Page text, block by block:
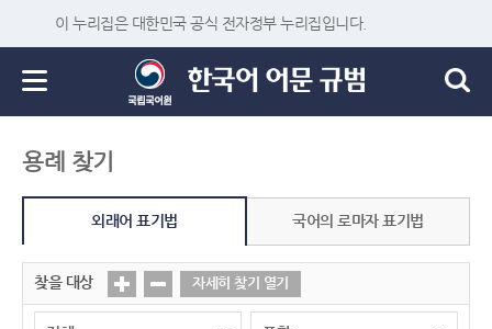
이 누리집은 대한민국 공식 전자정부 누리집입니다.
용례 찾기
외래어 표기법 국어의 로마자 표기법
찾을 대상 자세히 찾기 열기